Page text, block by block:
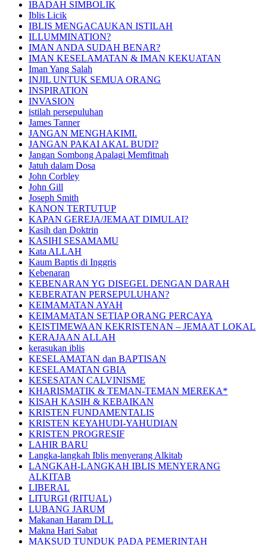
IBADAH SIMBOLIK
Iblis Licik
IBLIS MENGACAUKAN ISTILAH
ILLUMMINATION?
IMAN ANDA SUDAH BENAR?
IMAN KESELAMATAN & IMAN KEKUATAN
Iman Yang Salah
INJIL UNTUK SEMUA ORANG
INSPIRATION
INVASION
istilah persepuluhan
James Tanner
JANGAN MENGHAKIMI.
JANGAN PAKAI AKAL BUDI?
Jangan Sombong Apalagi Memfitnah
Jatuh dalam Dosa
John Corbley
John Gill
Joseph Smith
KANON TERTUTUP
KAPAN GEREJA/JEMAAT DIMULAI?
Kasih dan Doktrin
KASIHI SESAMAMU
Kata ALLAH
Kaum Baptis di Inggris
Kebenaran
KEBENARAN YG DISEGEL DENGAN DARAH
KEBERATAN PERSEPULUHAN?
KEIMAMATAN AYAH
KEIMAMATAN SETIAP ORANG PERCAYA
KEISTIMEWAAN KEKRISTENAN – JEMAAT LOKAL
KERAJAAN ALLAH
kerasukan iblis
KESELAMATAN dan BAPTISAN
KESELAMATAN GBIA
KESESATAN CALVINISME
KHARISMATIK & TEMAN-TEMAN MEREKA*
KISAH KASIH & KEBAIKAN
KRISTEN FUNDAMENTALIS
KRISTEN KEYAHUDI-YAHUDIAN
KRISTEN PROGRESIF
LAHIR BARU
Langka-langkah Iblis menyerang Alkitab
LANGKAH-LANGKAH IBLIS MENYERANG
ALKITAB
LIBERAL
LITURGI (RITUAL)
LUBANG JARUM
Makanan Haram DLL
Makna Hari Sabat
MAKSUD TUNDUK PADA PEMERINTAH